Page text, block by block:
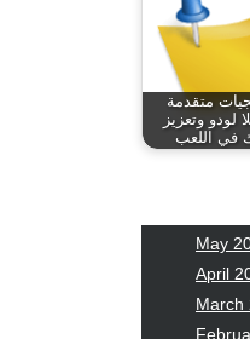
متقدمة
لودو وتعزيز
في اللعب
May
April
March